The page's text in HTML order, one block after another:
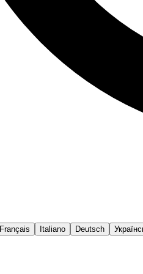
Français Italiano Deutsch